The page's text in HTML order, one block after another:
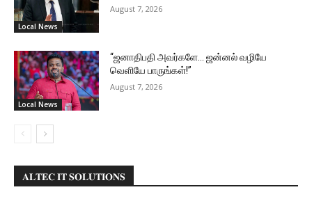
Local News
August 7, 2026
Local News
“ஜனாதிபதி அவர்களே… ஜன்னல் வழியே
வெளியே பாருங்கள்!”
August 7, 2026
𝐀𝐋𝐓𝐄𝐂 𝐈𝐓 𝐒𝐎𝐋𝐔𝐓𝐈𝐎𝐍𝐒